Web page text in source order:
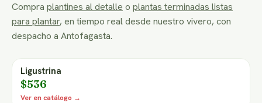
Compra plantines al detalle o plantas terminadas listas
para plantar, en tiempo real desde nuestro vivero, con
despacho a Antofagasta.
Ligustrina
$536
Ver en catálogo →